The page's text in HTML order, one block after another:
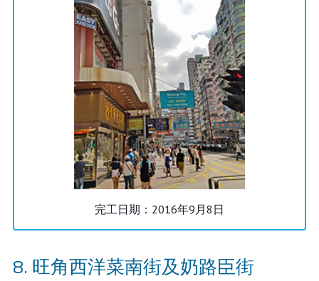
完工日期：2016年9月8日
旺角西洋菜南街及奶路臣街